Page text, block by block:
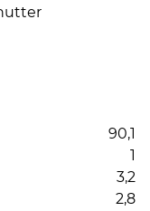
90,1
1
3,2
2,8